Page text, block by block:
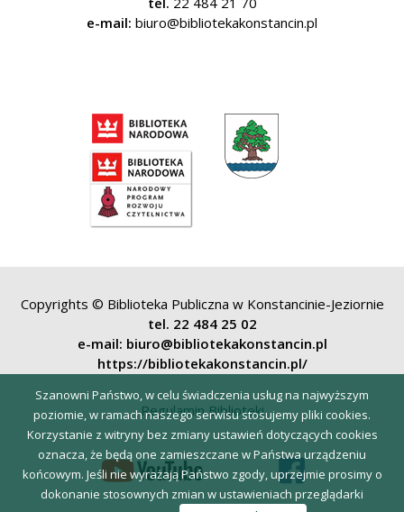
e-mail: biuro@bibliotekakonstancin.pl
Copyrights © Biblioteka Publiczna w Konstancinie-Jeziornie
tel. 22 484 25 02
e-mail: biuro@bibliotekakonstancin.pl
https://bibliotekakonstancin.pl/
Regulamin Biblioteki
Szanowni Państwo, w celu świadczenia usług na najwyższym
poziomie, w ramach naszego serwisu stosujemy pliki cookies.
Korzystanie z witryny bez zmiany ustawień dotyczących cookies
oznacza, że będą one zamieszczane w Państwa urządzeniu
końcowym. Jeśli nie wyrażają Państwo zgody, uprzejmie prosimy o
dokonanie stosownych zmian w ustawieniach przeglądarki